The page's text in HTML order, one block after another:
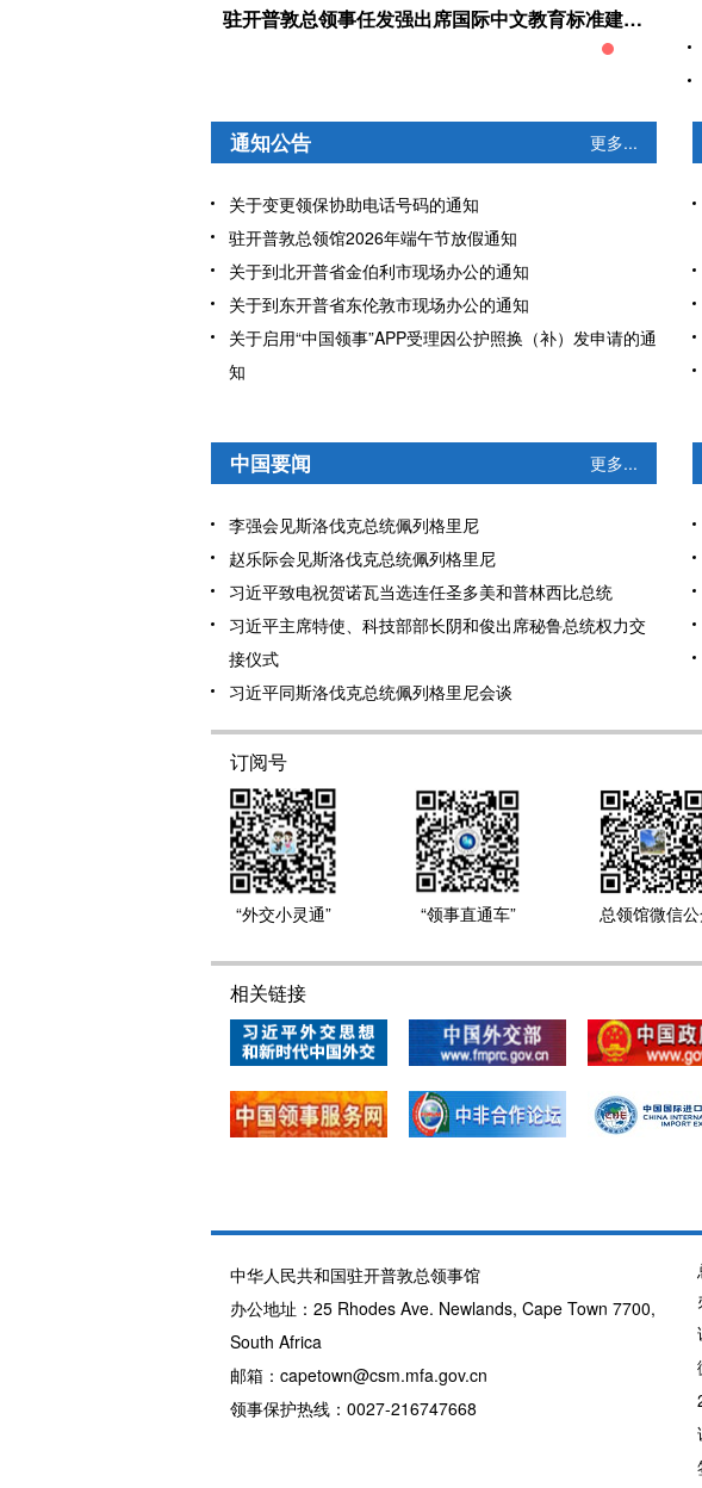
驻开普敦总领事任发强出席国际中文教育标准建设与中文教育本土化发展研讨会
通知公告 更多...
关于变更领保协助电话号码的通知
驻开普敦总领馆2026年端午节放假通知
关于到北开普省金伯利市现场办公的通知
关于到东开普省东伦敦市现场办公的通知
关于启用“中国领事”APP受理因公护照换（补）发申请的通
知
中国要闻 更多...
李强会见斯洛伐克总统佩列格里尼
赵乐际会见斯洛伐克总统佩列格里尼
习近平致电祝贺诺瓦当选连任圣多美和普林西比总统
习近平主席特使、科技部部长阴和俊出席秘鲁总统权力交
接仪式
习近平同斯洛伐克总统佩列格里尼会谈
订阅号
“外交小灵通” “领事直通车” 总领馆微信
相关链接
中华人民共和国驻开普敦总领事馆
办公地址：25 Rhodes Ave. Newlands, Cape Town 7700,
South Africa
邮箱：capetown@csm.mfa.gov.cn
领事保护热线：0027-216747668